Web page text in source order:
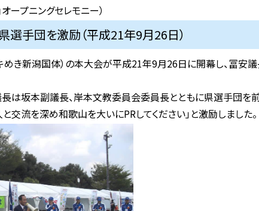
オープニングセレモニー）
選手団を激励（平成21年9月26日）
めき新潟国体）の本大会が平成21年9月26日に開幕し、冨安
長は坂本副議長、岸本文教委員会委員長とともに県選手団を
と交流を深め和歌山を大いにPRしてください」と激励しました。